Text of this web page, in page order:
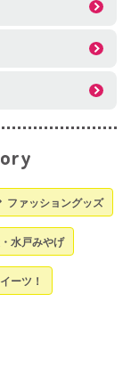
ファッショングッズ
水戸みやげ
ーツ！